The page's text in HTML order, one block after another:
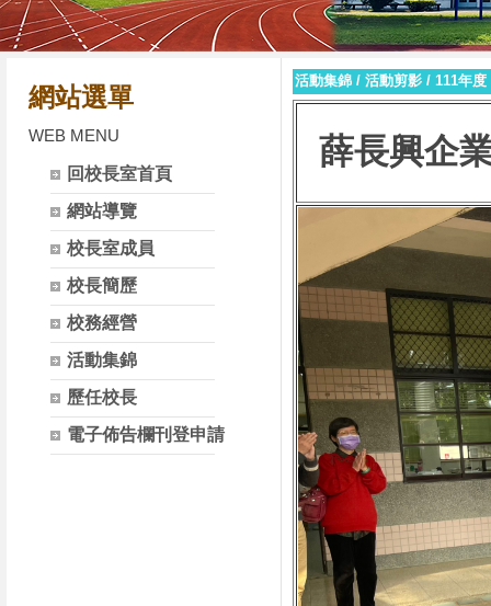
網站選單
WEB MENU
回校長室首頁
網站導覽
校長室成員
校長簡歷
校務經營
活動集錦
歷任校長
電子佈告欄刊登申請
活動集錦 / 活動剪影 / 111年度
薛長興企